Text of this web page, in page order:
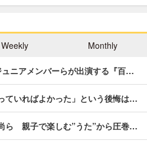
Weekly Monthly
ニアメンバーらが出演する『百…
いればよかった」という後悔は…
ら 親子で楽しむ”うた”から圧巻…